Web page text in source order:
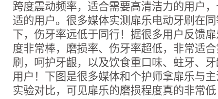
跨度震动频率，适合需要高清洁力的用户
适的用户。很多媒体实测扉乐电动牙刷在
下，伤牙率远低于同行！据很多用户反馈
度非常棒，磨损率、伤牙率超低，非常适
刷，呵护牙龈，以及饮食重口味、蛀牙、
用户！下图是很多媒体和个护师拿扉乐与
实验对比，可见扉乐的磨损程度真的非常